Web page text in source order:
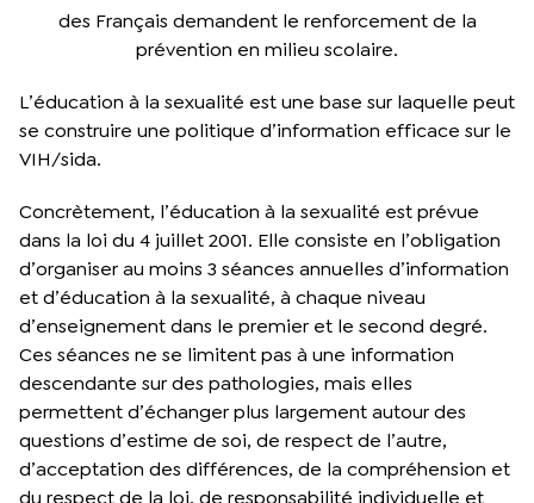
des Français demandent le renforcement de la
prévention en milieu scolaire.
L’éducation à la sexualité est une base sur laquelle peut
se construire une politique d’information efficace sur le
VIH/sida.
Concrètement, l’éducation à la sexualité est prévue
dans la loi du 4 juillet 2001. Elle consiste en l’obligation
d’organiser au moins 3 séances annuelles d’information
et d’éducation à la sexualité, à chaque niveau
d’enseignement dans le premier et le second degré.
Ces séances ne se limitent pas à une information
descendante sur des pathologies, mais elles
permettent d’échanger plus largement autour des
questions d’estime de soi, de respect de l’autre,
d’acceptation des différences, de la compréhension et
du respect de la loi, de responsabilité individuelle et